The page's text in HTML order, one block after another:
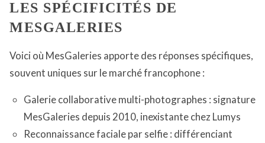
LES SPÉCIFICITÉS DE
MESGALERIES
Voici où MesGaleries apporte des réponses spécifiques,
souvent uniques sur le marché francophone :
Galerie collaborative multi-photographes : signature
MesGaleries depuis 2010, inexistante chez Lumys
Reconnaissance faciale par selfie : différenciant